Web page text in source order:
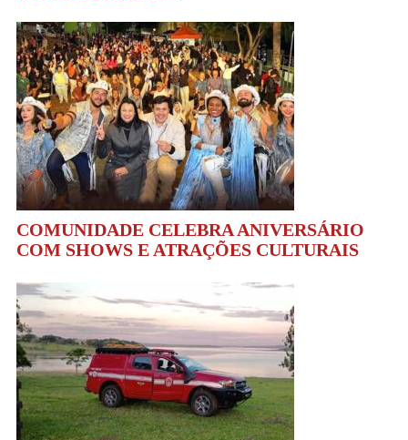
COMUNIDADE CELEBRA ANIVERSÁRIO
COM SHOWS E ATRAÇÕES CULTURAIS